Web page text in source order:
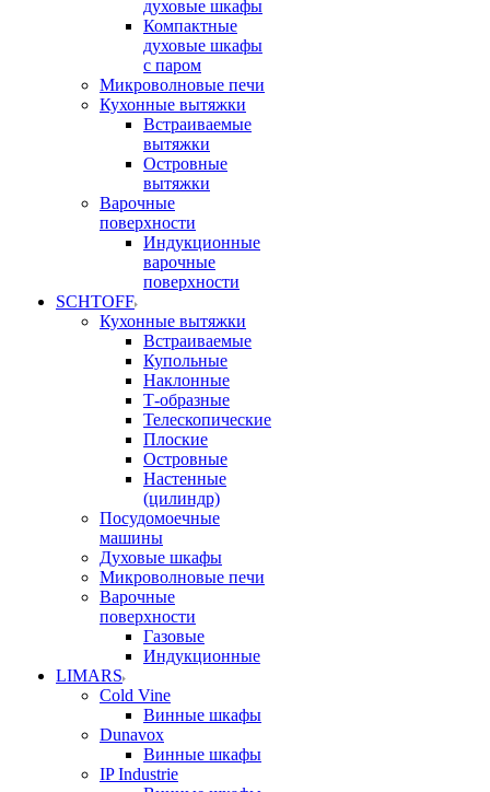
духовые шкафы
Компактные
духовые шкафы
с паром
Микроволновые печи
Кухонные вытяжки
Встраиваемые
вытяжки
Островные
вытяжки
Варочные
поверхности
Индукционные
варочные
поверхности
SCHTOFF
Кухонные вытяжки
Встраиваемые
Купольные
Наклонные
Т-образные
Телескопические
Плоские
Островные
Настенные
(цилиндр)
Посудомоечные
машины
Духовые шкафы
Микроволновые печи
Варочные
поверхности
Газовые
Индукционные
LIMARS
Cold Vine
Винные шкафы
Dunavox
Винные шкафы
IP Industrie